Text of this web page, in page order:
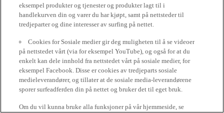
eksempel produkter og tjenester og produkter lagt til i
handlekurven din og varer du har kjøpt, samt på nettsteder til
tredjeparter og dine interesser av surfing på nettet.
Cookies for Sosiale medier gir deg muligheten til å se videoer
på nettstedet vårt (via for eksempel YouTube), og også for at du
enkelt kan dele innhold fra nettstedet vårt på sosiale medier, for
eksempel Facebook. Disse er cookies av tredjeparts sosiale
medieleverandører, og tillater at de sosiale media-leverandørene
sporer surfeadferden din på nettet og bruker det til eget bruk.
Om du vil kunna bruke alla funksjoner på vår hjemmeside, se